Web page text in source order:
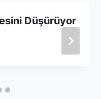
Düşürüyor